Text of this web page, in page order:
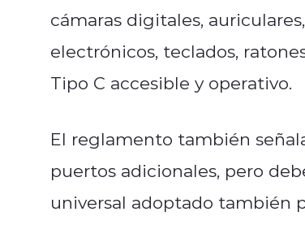
cámaras digitales,
electrónicos, teclados,
Tipo C accesible y operativo.
El reglamento también
puertos adicionales, pero
universal adoptado también